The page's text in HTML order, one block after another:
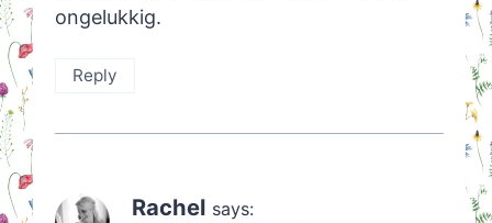
ongelukkig.
Reply
Rachel says: